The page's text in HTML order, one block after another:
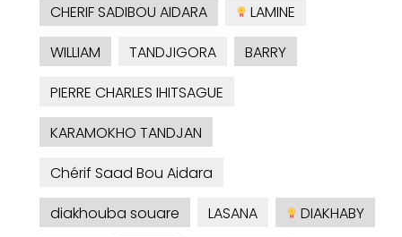
CHERIF SADIBOU AIDARA
LAMINE
WILLIAM
TANDJIGORA
BARRY
PIERRE CHARLES IHITSAGUE
KARAMOKHO TANDJAN
Chérif Saad Bou Aidara
diakhouba souare
LASANA
DIAKHABY